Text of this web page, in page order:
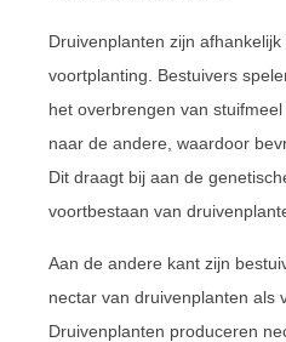
Druivenplanten zijn
voortplanting. Bestuivers
het overbrengen van
naar de andere, waardoor
Dit draagt bij aan de
voortbestaan van
Aan de andere kant zijn
nectar van druivenplanten als
Druivenplanten produceren